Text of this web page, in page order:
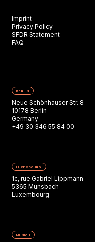
Imprint
Privacy Policy
SFDR Statement
FAQ
BERLIN
Neue Schönhauser Str. 8
10178 Berlin
Germany
+49 30 346 55 84 00
LUXEMBOURG
1c, rue Gabriel Lippmann
5365 Munsbach
Luxembourg
MUNICH